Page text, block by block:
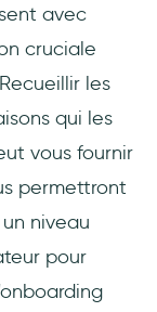
avec
cruciale
les
qui les
vous fournir
permettront
niveau
pour